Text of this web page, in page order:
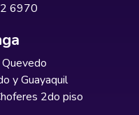
6970
y Guayaquil
2do piso